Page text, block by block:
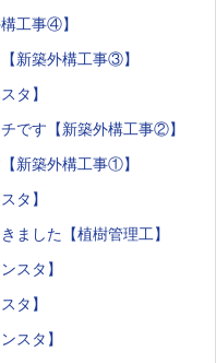
工事④】
新築外構工事③】
タ】
です【新築外構工事②】
新築外構工事①】
タ】
ました【植樹管理工】
スタ】
タ】
スタ】